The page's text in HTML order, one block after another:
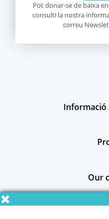
Pot donar-se de baixa
consulti la nostra
correu
Informació
Our